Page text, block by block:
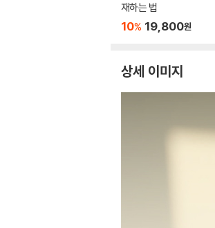
재하는 법
10% 19,800원
상세 이미지